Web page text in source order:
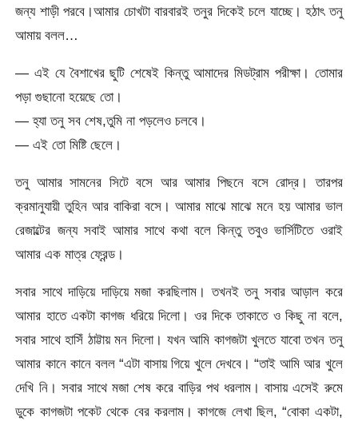
জন্য শাড়ী পরবে।আমার চোখটা বারবারই তনুর দিকেই চলে যাচ্ছে। হঠাৎ তনু
আমায় বলল…
— এই যে বৈশাখের ছুটি শেষেই কিন্তু আমাদের মিডট্রাম পরীক্ষা। তোমার
পড়া গুছানো হয়েছে তো।
— হ্যা তনু সব শেষ,তুমি না পড়লেও চলবে।
— এই তো মিষ্টি ছেলে।
তনু আমার সামনের সিটে বসে আর আমার পিছনে বসে রোদ্র। তারপর
ক্রমানুযায়ী তুহিন আর বাকিরা বসে। আমার মাঝে মাঝে মনে হয় আমার ভাল
রেজাল্টের জন্য সবাই আমার সাথে কথা বলে কিন্তু তবুও ভার্সিটিতে ওরাই
আমার এক মাত্র ফ্রেন্ড।
সবার সাথে দাড়িয়ে দাড়িয়ে মজা করছিলাম। তখনই তনু সবার আড়াল করে
আমার হাতে একটা কাগজ ধরিয়ে দিলো। ওর দিকে তাকাতে ও কিছু না বলে,
সবার সাথে হাসিঁ ঠাট্টায় মন দিলো। যখন আমি কাগজটা খুলতে যাবো তখন তনু
আমার কানে কানে বলল “এটা বাসায় গিয়ে খুলে দেখবে। “তাই আমি আর খুলে
দেখি নি। সবার সাথে মজা শেষ করে বাড়ির পথ ধরলাম। বাসায় এসেই রুমে
ডুকে কাগজটা পকেট থেকে বের করলাম। কাগজে লেখা ছিল, “বোকা একটা,